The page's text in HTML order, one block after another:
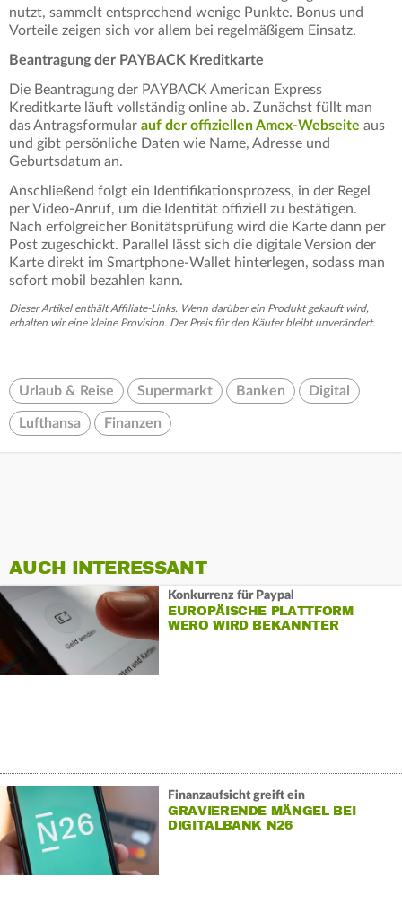
nutzt, sammelt entsprechend wenige Punkte. Bonus und
Vorteile zeigen sich vor allem bei regelmäßigem Einsatz.
Beantragung der PAYBACK Kreditkarte
Die Beantragung der PAYBACK American Express
Kreditkarte läuft vollständig online ab. Zunächst füllt man
das Antragsformular auf der offiziellen Amex-Webseite aus
und gibt persönliche Daten wie Name, Adresse und
Geburtsdatum an.
Anschließend folgt ein Identifikationsprozess, in der Regel
per Video-Anruf, um die Identität offiziell zu bestätigen.
Nach erfolgreicher Bonitätsprüfung wird die Karte dann per
Post zugeschickt. Parallel lässt sich die digitale Version der
Karte direkt im Smartphone-Wallet hinterlegen, sodass man
sofort mobil bezahlen kann.
Dieser Artikel enthält Affiliate-Links. Wenn darüber ein Produkt gekauft wird,
erhalten wir eine kleine Provision. Der Preis für den Käufer bleibt unverändert.
Urlaub & Reise Supermarkt Banken Digital
Lufthansa Finanzen
AUCH INTERESSANT
Konkurrenz für Paypal
EUROPÄISCHE PLATTFORM
WERO WIRD BEKANNTER
Finanzaufsicht greift ein
GRAVIERENDE MÄNGEL BEI
DIGITALBANK N26